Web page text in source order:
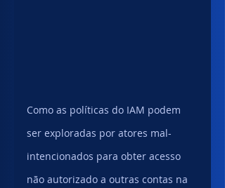
Como as políticas do IAM podem
ser exploradas por atores mal-
intencionados para obter acesso
não autorizado a outras contas na